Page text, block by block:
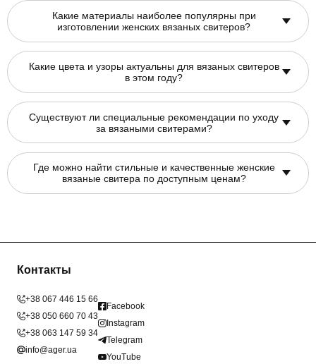
Какие материалы наиболее популярны при
изготовлении женских вязаных свитеров?
Какие цвета и узоры актуальны для вязаных свитеров
в этом году?
Существуют ли специальные рекомендации по уходу
за вязаными свитерами?
Где можно найти стильные и качественные женские
вязаные свитера по доступным ценам?
Контакты
+38 067 446 15 66
+38 050 660 70 43
+38 063 147 59 34
info@ager.ua
Facebook
Instagram
Telegram
YouTube